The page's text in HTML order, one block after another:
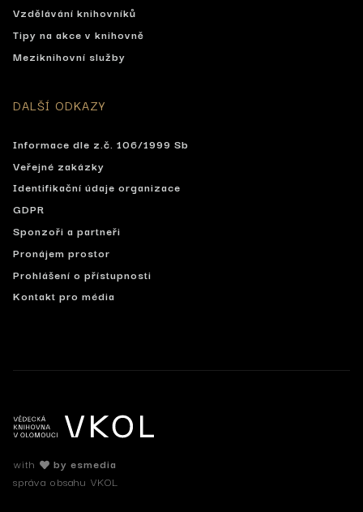
Vzdělávání knihovníků
Tipy na akce v knihovně
Meziknihovní služby
DALŠÍ ODKAZY
Informace dle z.č. 106/1999 Sb
Veřejné zakázky
Identifikační údaje organizace
GDPR
Sponzoři a partneři
Pronájem prostor
Prohlášení o přístupnosti
Kontakt pro média
with
by esmedia
správa obsahu VKOL